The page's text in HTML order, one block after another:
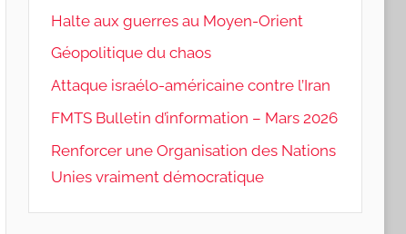
Halte aux guerres au Moyen-Orient
Géopolitique du chaos
Attaque israélo-américaine contre l’Iran
FMTS Bulletin d’information – Mars 2026
Renforcer une Organisation des Nations
Unies vraiment démocratique